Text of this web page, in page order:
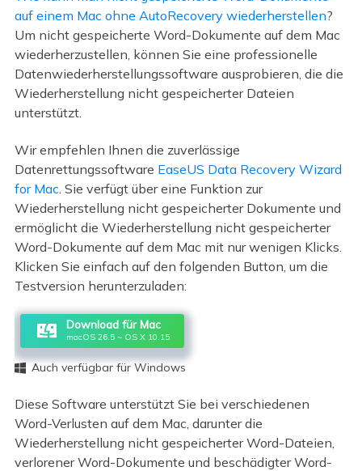
auf einem Mac ohne AutoRecovery wiederherstellen?
Um nicht gespeicherte Word-Dokumente auf dem Mac
wiederherzustellen, können Sie eine professionelle
Datenwiederherstellungssoftware ausprobieren, die die
Wiederherstellung nicht gespeicherter Dateien
unterstützt.
Wir empfehlen Ihnen die zuverlässige
Datenrettungssoftware EaseUS Data Recovery Wizard
for Mac. Sie verfügt über eine Funktion zur
Wiederherstellung nicht gespeicherter Dokumente und
ermöglicht die Wiederherstellung nicht gespeicherter
Word-Dokumente auf dem Mac mit nur wenigen Klicks.
Klicken Sie einfach auf den folgenden Button, um die
Testversion herunterzuladen:
Download für Mac
macOS 26.5 ~ OS X 10.15
 Auch verfügbar für Windows
Diese Software unterstützt Sie bei verschiedenen
Word-Verlusten auf dem Mac, darunter die
Wiederherstellung nicht gespeicherter Word-Dateien,
verlorener Word-Dokumente und beschädigter Word-